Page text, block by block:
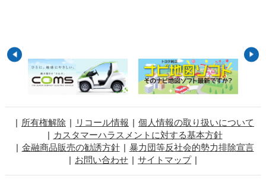
所有権解除 リコール情報
個人情報の取り扱いについて
カスタマーハラスメントに対する基本方針
金融商品販売の勧誘方針
暴力団等反社会的勢力排除宣言
お問い合わせ
サイトマップ